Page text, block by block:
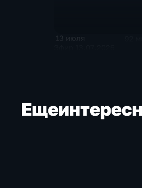
13 июля
Еще